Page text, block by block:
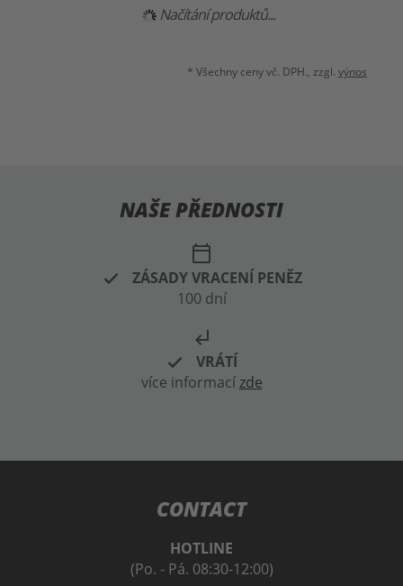
Načítání produktů...
* Všechny ceny vč. DPH., zzgl. výnos
NAŠE PŘEDNOSTI
calendar_today
ZÁSADY VRACENÍ PENĚZ
100 dní
subdirectory_arrow_left
VRÁTÍ
více informacízde
CONTACT
HOTLINE
(Po. - Pá. 08:30-12:00)